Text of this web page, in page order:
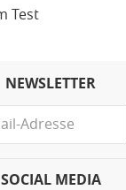
Test
NEWSLETTER
SOCIAL MEDIA